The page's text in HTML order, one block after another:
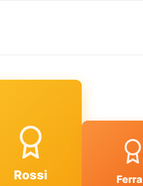
Rossi